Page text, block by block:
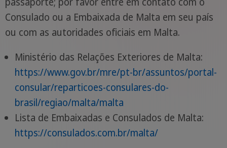
Consulado ou a Embaixada de Malta em seu país
ou com as autoridades oficiais em Malta.
Ministério das Relações Exteriores de Malta:
https://www.gov.br/mre/pt-br/assuntos/portal-
consular/reparticoes-consulares-do-
brasil/regiao/malta/malta
Lista de Embaixadas e Consulados de Malta:
https://consulados.com.br/malta/